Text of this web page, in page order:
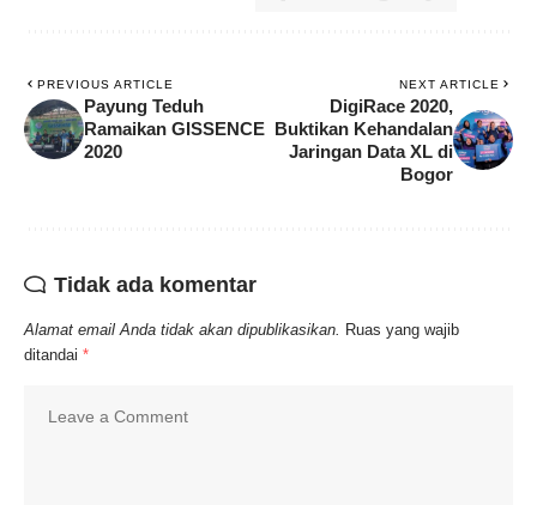
PREVIOUS ARTICLE
Payung Teduh
Ramaikan GISSENCE
2020
NEXT ARTICLE
DigiRace 2020,
Buktikan Kehandalan
Jaringan Data XL di
Bogor
Tidak ada komentar
Alamat email Anda tidak akan dipublikasikan. Ruas yang wajib
ditandai *